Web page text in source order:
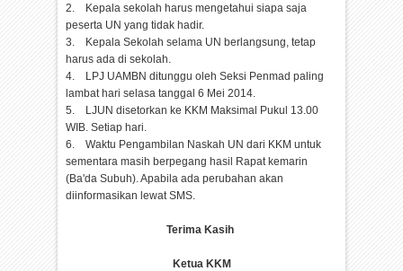
2. Kepala sekolah harus mengetahui siapa saja
peserta UN yang tidak hadir.
3. Kepala Sekolah selama UN berlangsung, tetap
harus ada di sekolah.
4. LPJ UAMBN ditunggu oleh Seksi Penmad paling
lambat hari selasa tanggal 6 Mei 2014.
5. LJUN disetorkan ke KKM Maksimal Pukul 13.00
WIB. Setiap hari.
6. Waktu Pengambilan Naskah UN dari KKM untuk
sementara masih berpegang hasil Rapat kemarin
(Ba'da Subuh). Apabila ada perubahan akan
diinformasikan lewat SMS.
Terima Kasih
Ketua KKM